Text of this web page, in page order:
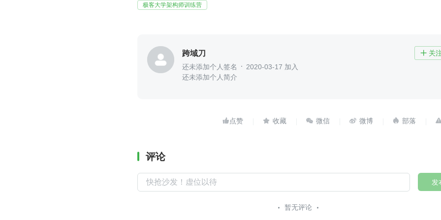
极客大学架构师训练营
跨域刀  关
还未添加个人签名
2020-03-17 加入
还未添加个人简介
    
评论
发
暂无评论